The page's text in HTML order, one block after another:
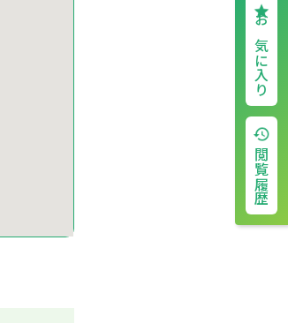
お気に入り
閲覧履歴